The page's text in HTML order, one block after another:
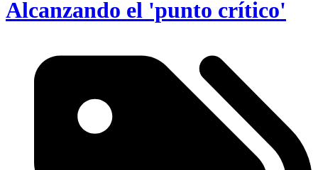
Alcanzando el 'punto crítico'